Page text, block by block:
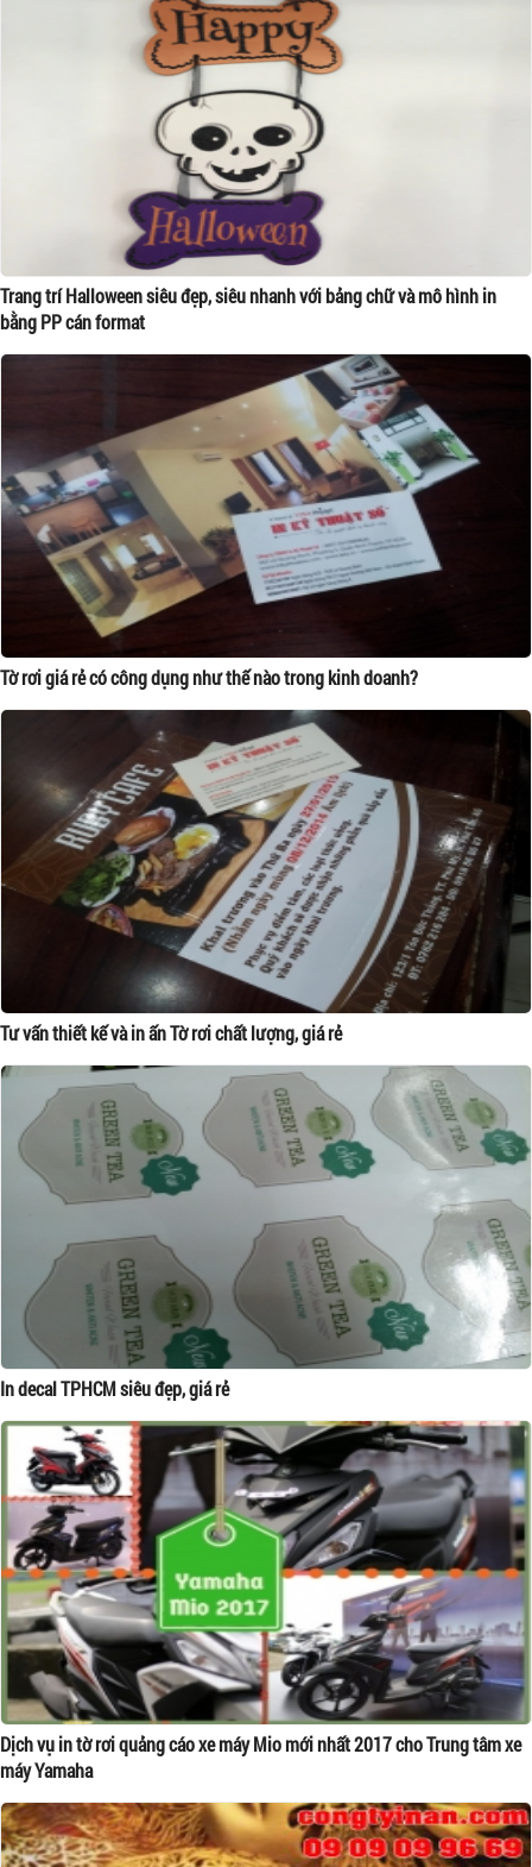
Trang trí Halloween siêu đẹp, siêu nhanh với bảng chữ và mô hình in
bằng PP cán format
Tờ rơi giá rẻ có công dụng như thế nào trong kinh doanh?
Tư vấn thiết kế và in ấn Tờ rơi chất lượng, giá rẻ
In decal TPHCM siêu đẹp, giá rẻ
Dịch vụ in tờ rơi quảng cáo xe máy Mio mới nhất 2017 cho Trung tâm xe
máy Yamaha